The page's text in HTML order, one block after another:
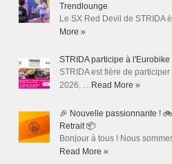
Trendlounge
Le SX Red Devil de STRIDA
More »
STRIDA participe à
STRIDA est fière de
2026, … Read More »
🎉 Nouvelle passionnante !
Retrait 📦
Bonjour à tous ! Nous
Read More »